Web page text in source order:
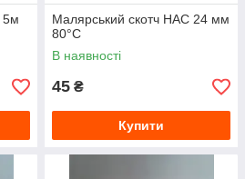
5м
Малярський скотч HAC 24 мм
80°C
В наявності
45 ₴
Купити